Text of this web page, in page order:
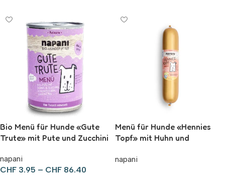
Bio Menü für Hunde «Gute
Trute» mit Pute und Zucchini
napani
CHF 3.95 – CHF 86.40
Menü für Hunde «Hennies
Topf» mit Huhn und
napani